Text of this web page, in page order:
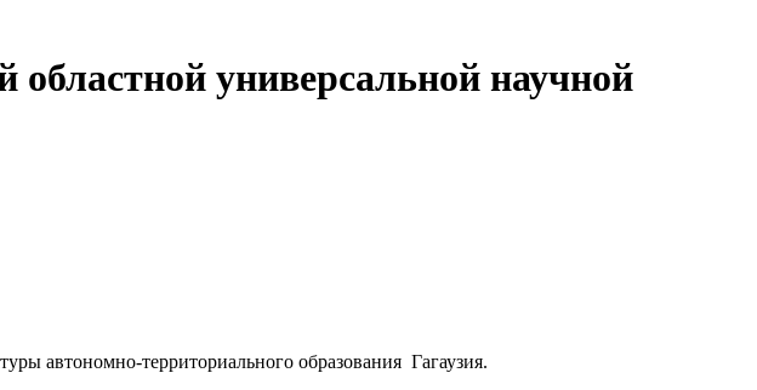
универсальной научной
автономно-территориального образования Гагаузия.